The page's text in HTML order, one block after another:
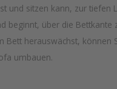
und sitzen kann, zur tiefen
beginnt, über die Bettkante
Bett herauswächst,
umbauen.